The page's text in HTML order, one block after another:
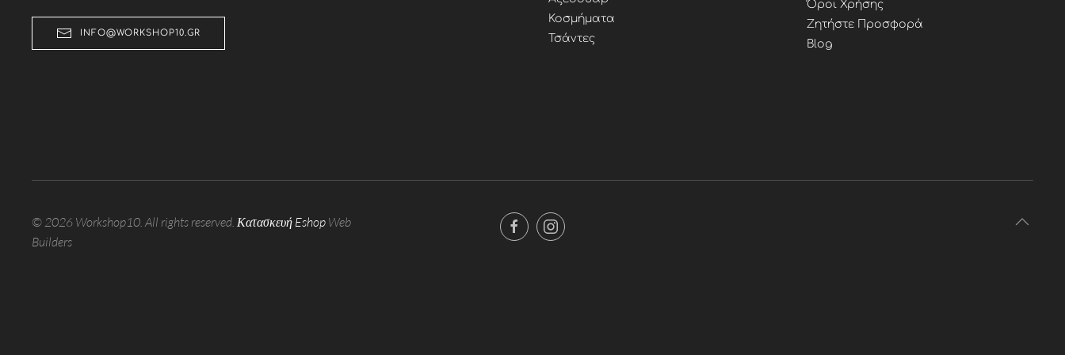
INFO@WORKSHOP10.GR
Κοσμήματα
Τσάντες
Όροι Χρήσης
Ζητήστε Προσφορά
Blog
©2026 Workshop10. All rights reserved. Κατασκευή Eshop Web
Builders